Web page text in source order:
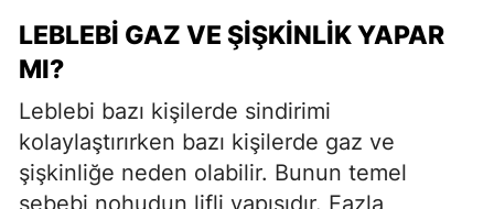
LEBLEBI GAZ VE ŞIŞKINLIK YAPAR
MI?
Leblebi bazı kişilerde sindirimi
kolaylaştırırken bazı kişilerde gaz ve
şişkinliğe neden olabilir. Bunun temel
sebebi nohudun lifli yapısıdır. Fazla